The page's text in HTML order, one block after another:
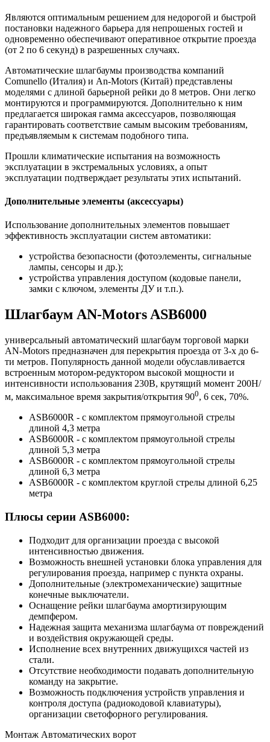
Являются оптимальным решением для недорогой и быстрой
постановки надежного барьера для непрошеных гостей и
одновременно обеспечивают оперативное открытие проезда
(от 2 по 6 секунд) в разрешенных случаях.
Автоматические шлагбаумы производства компаний
Comunello (Италия) и An-Motors (Китай) представлены
моделями с длиной барьерной рейки до 8 метров. Они легко
монтируются и программируются. Дополнительно к ним
предлагается широкая гамма аксессуаров, позволяющая
гарантировать соответствие самым высоким требованиям,
предъявляемым к системам подобного типа.
Прошли климатические испытания на возможность
эксплуатации в экстремальных условиях, а опыт
эксплуатации подтверждает результаты этих испытаний.
Дополнительные элементы (аксессуары)
Использование дополнительных элементов повышает
эффективность эксплуатации систем автоматики:
устройства безопасности (фотоэлементы, сигнальные
лампы, сенсоры и др.);
устройства управления доступом (кодовые панели,
замки с ключом, элементы ДУ и т.п.).
Шлагбаум AN-Motors ASB6000
универсальный автоматический шлагбаум торговой марки
AN-Motors предназначен для перекрытия проезда от 3-х до 6-
ти метров. Популярность данной модели обуславливается
встроенным мотором-редуктором высокой мощности и
интенсивности использования 230B, крутящий момент 200H/
м, максимальное время закрытия/открытия 900, 6 сек, 70%.
ASB6000R - с комплектом прямоугольной стрелы
длиной 4,3 метра
ASB6000R - с комплектом прямоугольной стрелы
длиной 5,3 метра
ASB6000R - с комплектом прямоугольной стрелы
длиной 6,3 метра
ASB6000R - с комплектом круглой стрелы длиной 6,25
метра
Плюсы серии ASB6000:
Подходит для организации проезда с высокой
интенсивностью движения.
Возможность внешней установки блока управления для
регулирования проезда, например с пункта охраны.
Дополнительные (электромеханические) защитные
конечные выключатели.
Оснащение рейки шлагбаума амортизирующим
демпфером.
Надежная защита механизма шлагбаума от повреждений
и воздействия окружающей среды.
Исполнение всех внутренних движущихся частей из
стали.
Отсутствие необходимости подавать дополнительную
команду на закрытие.
Возможность подключения устройств управления и
контроля доступа (радиокодовой клавиатуры),
организации светофорного регулирования.
Монтаж Автоматических ворот